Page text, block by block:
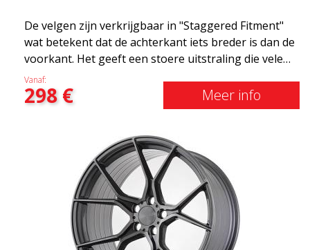
De velgen zijn verkrijgbaar in "Staggered Fitment"
wat betekent dat de achterkant iets breder is dan de
voorkant. Het geeft een stoere uitstraling die velen
associëren met racen. (kan ook hetzelfde rond
krijgen) Met andere woorden, het ABS F18 zijn
velgen die je auto een iets sportievere uitstraling
velgen zijn die je ongelooflijk goede prestaties
geven. Dit staat in relatie tot wat je ervoor moet
betalen. De geavanceerde productietechnologie
Flow Forming betekent dat de velgen zowel sterker
als lichter zijn dan gewone aluminium wielen. Dit
merk je bij het rijden met het ABS F18. We zijn er
trots op dat we ze in het assortiment hebben!
Vanaf:
298€ Meer info